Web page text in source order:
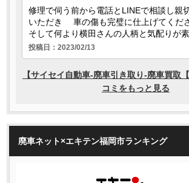
廃車ネット×エキテン福岡市ランキング